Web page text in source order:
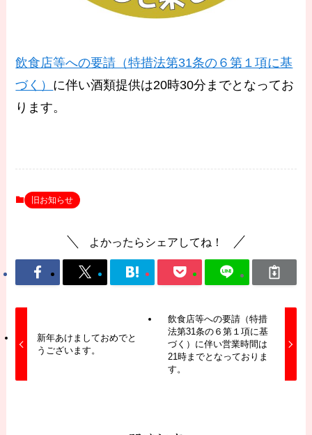
飲食店等への要請（特措法第31条の６第１項に基
づく） に伴い酒類提供は20時30分までとなってお
ります。
旧お知らせ
よかったらシェアしてね！
新年あけましておめでと
うございます。
飲食店等への要請（特措
法第31条の６第１項に基
づく）に伴い営業時間は
21時までとなっておりま
す。